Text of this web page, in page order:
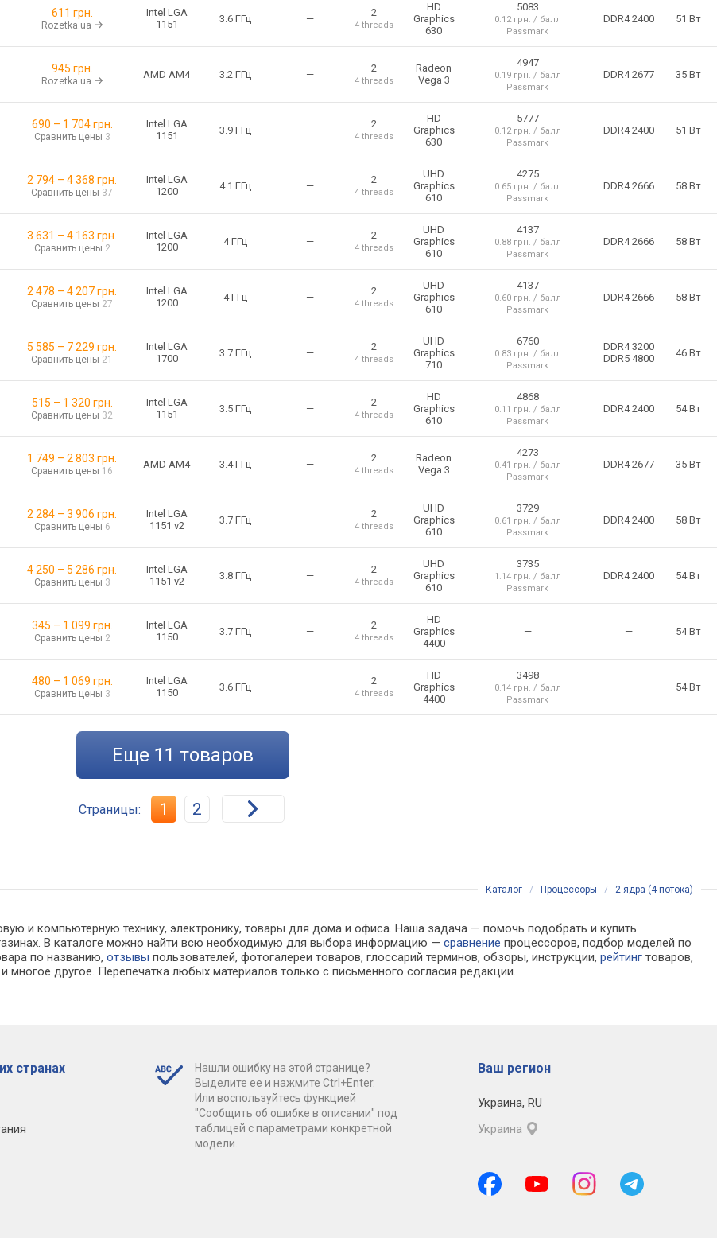
611 грн.
Rozetka.ua
Intel LGA
1151
3.6 ГГц —
2
4 threads
HD
Graphics
630
5083
0.12 грн. / балл
Passmark
DDR4 2400 51 Вт
945 грн.
Rozetka.ua
AMD AM4 3.2 ГГц —
2
4 threads
Radeon
Vega 3
4947
0.19 грн. / балл
Passmark
DDR4 2677 35 Вт
690 – 1 704грн.
Сравнить цены 3
Intel LGA
1151
3.9 ГГц —
2
4 threads
HD
Graphics
630
5777
0.12 грн. / балл
Passmark
DDR4 2400 51 Вт
2 794 – 4 368 грн.
Сравнить цены 37
Intel LGA
1200
4.1 ГГц —
2
4 threads
UHD
Graphics
610
4275
0.65 грн. / балл
Passmark
DDR4 2666 58 Вт
3 631 – 4 163 грн.
Сравнить цены 2
Intel LGA
1200
4 ГГц —
2
4 threads
UHD
Graphics
610
4137
0.88 грн. / балл
Passmark
DDR4 2666 58 Вт
2 478 – 4 207грн.
Сравнить цены 27
Intel LGA
1200
4 ГГц —
2
4 threads
UHD
Graphics
610
4137
0.60 грн. / балл
Passmark
DDR4 2666 58 Вт
5 585 – 7 229 грн.
Сравнить цены 21
Intel LGA
1700
3.7 ГГц —
2
4 threads
UHD
Graphics
710
6760
0.83 грн. / балл
Passmark
DDR4 3200
DDR5 4800
46 Вт
515 – 1 320 грн.
Сравнить цены 32
Intel LGA
1151
3.5 ГГц —
2
4 threads
HD
Graphics
610
4868
0.11 грн. / балл
Passmark
DDR4 2400 54 Вт
1 749 – 2 803 грн.
Сравнить цены 16
AMD AM4 3.4 ГГц —
2
4 threads
Radeon
Vega 3
4273
0.41 грн. / балл
Passmark
DDR4 2677 35 Вт
2 284 – 3 906 грн.
Сравнить цены 6
Intel LGA
1151 v2
3.7 ГГц —
2
4 threads
UHD
Graphics
610
3729
0.61 грн. / балл
Passmark
DDR4 2400 58 Вт
4 250 – 5 286 грн.
Сравнить цены 3
Intel LGA
1151 v2
3.8 ГГц —
2
4 threads
UHD
Graphics
610
3735
1.14 грн. / балл
Passmark
DDR4 2400 54 Вт
345 – 1 099 грн.
Сравнить цены 2
Intel LGA
1150
3.7 ГГц —
2
4 threads
HD
Graphics
4400
— — 54 Вт
480 – 1 069 грн.
Сравнить цены 3
Intel LGA
1150
3.6 ГГц —
2
4 threads
HD
Graphics
4400
3498
0.14 грн. / балл
Passmark
— 54 Вт
еще 11 товаров
Страницы: 1 2
Каталог / Процессоры / 2 ядра (4 потока)
и компьютерную технику, электронику, товары для дома и офиса. Наша задача — помочь подобрать и купить
В каталоге можно найти всю необходимую для выбора информацию —сравнение процессоров, подбор моделей по
по названию,отзывы пользователей, фотогалереи товаров, глоссарий терминов, обзоры, инструкции,рейтинг товаров,
и многое другое. Перепечатка любых материалов только с письменного согласия редакции.
странах
Нашли ошибку на этой странице?
Выделите ее и нажмите Ctrl+Enter.
Или воспользуйтесь функцией
"Сообщить об ошибке в описании" под
таблицей с параметрами конкретной
модели.
Ваш регион
Украина, RU
Украина